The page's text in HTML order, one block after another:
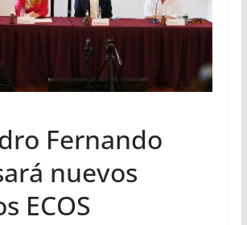
Fernando
nuevos
ECOS